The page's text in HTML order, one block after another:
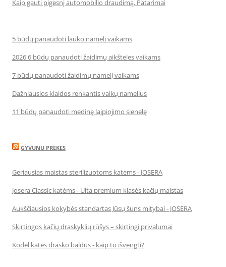
Kaip gauti pigesnį automobilio draudimą. Patarimai
5 būdų panaudoti lauko namelį vaikams
2026 6 būdų panaudoti žaidimų aikšteles vaikams
7 būdų panaudoti žaidimų namelį vaikams
Dažniausios klaidos renkantis vaikų namelius
11 būdų panaudoti medinę laipiojimo sienelę
GYVUNU PREKES
Geriausias maistas sterilizuotoms katėms - JOSERA
Josera Classic katėms - Ulta premium klasės kačių maistas
Aukščiausios kokybės standartas Jūsų šuns mitybai - JOSERA
Skirtingos kačių draskyklių rūšys – skirtingi privalumai
Kodėl katės drasko baldus - kaip to išvengti?